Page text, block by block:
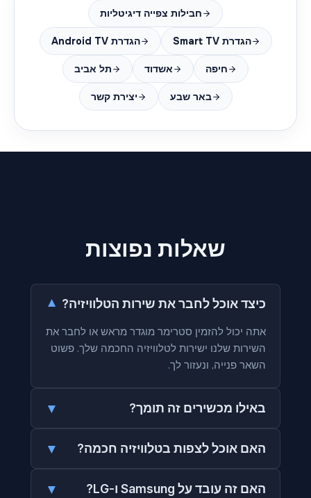
חבילות צפייה דיגיטליות
הגדרת Smart TV הגדרת Android TV
חיפה אשדוד תל אביב
באר שבע יצירת קשר
שאלות נפוצות
כיצד אוכל לחבר את שירות הטלוויזיה? ▼
אתה יכול להזמין סטרימר מוגדר מראש או לחבר את
השירות שלנו ישירות לטלוויזיה החכמה שלך. פשוט
השאר פנייה, ונעזור לך.
באילו מכשירים זה תומך? ▼
האם אוכל לצפות בטלוויזיה חכמה? ▼
האם זה עובד על Samsung ו-LG? ▼